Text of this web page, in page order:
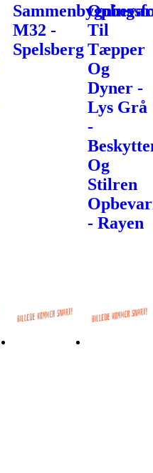
M32 -
Spelsberg
Til
Tæpper
Og
Dyner -
Lys Grå
-
Og
Stilren
- Rayen